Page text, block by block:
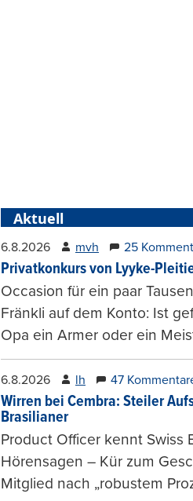
Aktuell
6.8.2026 mvh 25
Privatkonkurs von Lyyke-
Occasion für ein paar
Fränkli auf dem Konto: Ist
Opa ein Armer oder ein
6.8.2026 lh 47
Wirren bei Cembra: Steiler
Brasilianer
Product Officer kennt Swiss
Hörensagen – Kür zum
Mitglied nach „robustem